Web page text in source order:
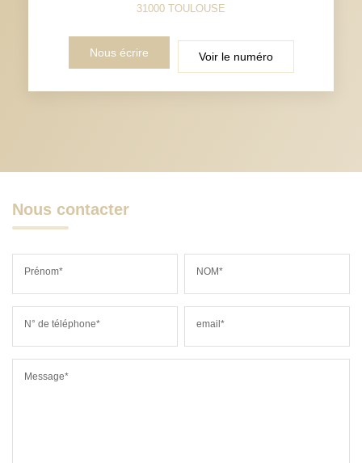
31000 TOULOUSE
Nous écrire Voir le numéro
Nous contacter
Prénom* NOM*
N° de téléphone* email*
Message*